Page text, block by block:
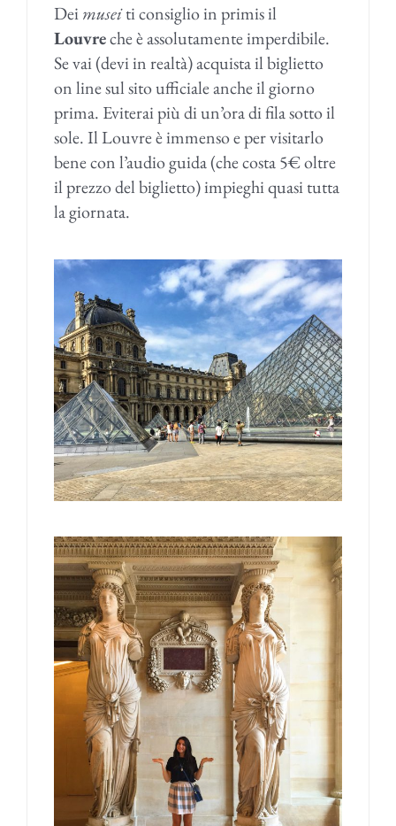
Deimuseiti consiglio in primis il
Louvreche è assolutamente imperdibile.
Se vai (devi in realtà) acquista il biglietto
on line sul sito ufficiale anche il giorno
prima. Eviterai più di un’ora di fila sotto il
sole. Il Louvre è immenso e per visitarlo
bene con l’audio guida (che costa 5€ oltre
il prezzo del biglietto) impieghi quasi tutta
la giornata.